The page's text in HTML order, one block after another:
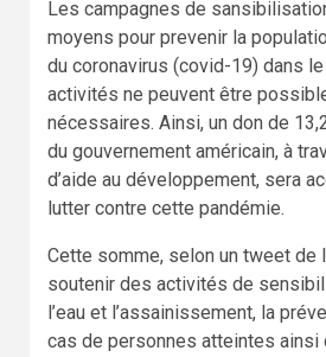
Les campagnes de
moyens pour prevenir la
du coronavirus (covid-19) dans
activités ne peuvent être
nécessaires. Ainsi, un don de
du gouvernement américain, à
d’aide au développement, sera
lutter contre cette pandémie.
Cette somme, selon un tweet de
soutenir des activités de
l’eau et l’assainissement, la
cas de personnes atteintes ainsi